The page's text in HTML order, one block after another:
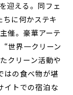
迎える。同フェ
ちに何かステキ
催。豪華アーテ
“世界一クリーン
クリーン活動や
はの食べ物が堪
イトでの宿泊な